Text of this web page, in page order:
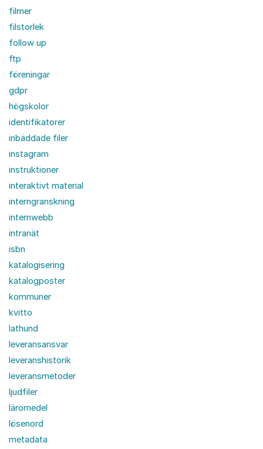
filmer
filstorlek
follow up
ftp
föreningar
gdpr
högskolor
identifikatorer
inbäddade filer
instagram
instruktioner
interaktivt material
interngranskning
internwebb
intranät
isbn
katalogisering
katalogposter
kommuner
kvitto
lathund
leveransansvar
leveranshistorik
leveransmetoder
ljudfiler
läromedel
lösenord
metadata